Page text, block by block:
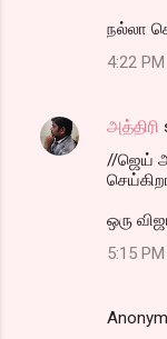
நல்லா
4:22 PM
அத்திரி
//ஜெய்
ஒரு
5:15 PM